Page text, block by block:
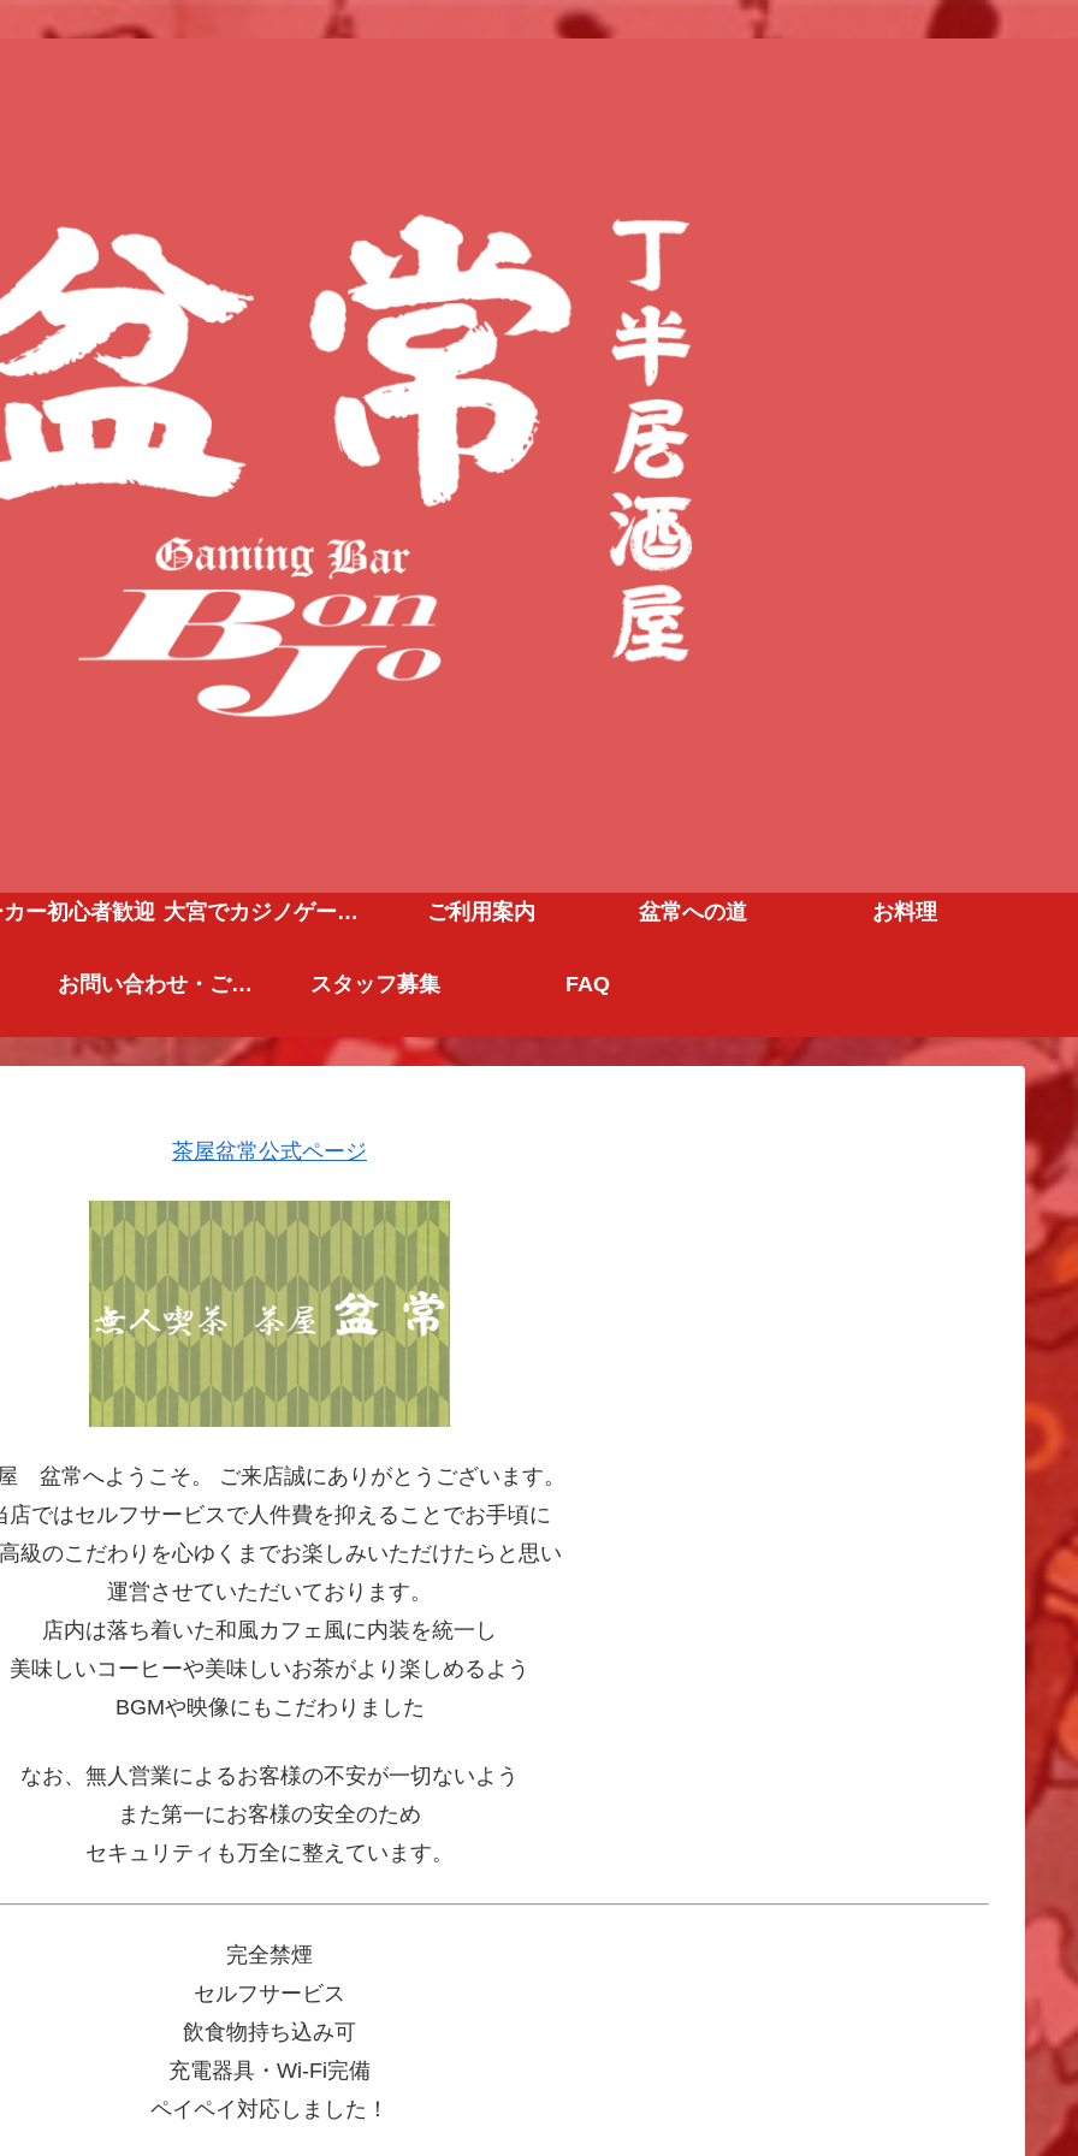
ー初心者歓迎 大宮でカジノゲーム、ポーカー ご利用案内 盆常への道 お料理
お問い合わせ・ご予約 スタッフ募集 FAQ
茶屋盆常公式ページ
盆常へようこそ。 ご来店誠にありがとうございます。
店ではセルフサービスで人件費を抑えることでお手頃に
級のこだわりを心ゆくまでお楽しみいただけたらと思い
運営させていただいております。
店内は落ち着いた和風カフェ風に内装を統一し
美味しいコーヒーや美味しいお茶がより楽しめるよう
BGMや映像にもこだわりました
なお、無人営業によるお客様の不安が一切ないよう
また第一にお客様の安全のため
セキュリティも万全に整えています。
完全禁煙
セルフサービス
飲食物持ち込み可
充電器具・Wi-Fi完備
ペイペイ対応しました！